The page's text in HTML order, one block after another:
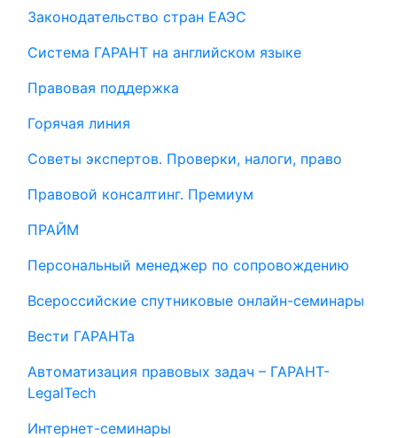
Законодательство стран ЕАЭС
Система ГАРАНТ на английском языке
Правовая поддержка
Горячая линия
Советы экспертов. Проверки, налоги, право
Правовой консалтинг. Премиум
ПРАЙМ
Персональный менеджер по сопровождению
Всероссийские спутниковые онлайн-семинары
Вести ГАРАНТа
Автоматизация правовых задач – ГАРАНТ-
LegalTech
Интернет-семинары